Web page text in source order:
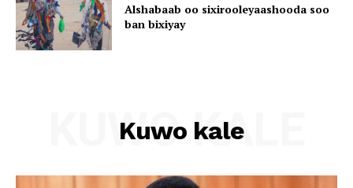
Alshabaab oo sixirooleyaashooda soo
ban bixiyay
Kuwo kale
KUWO KALE